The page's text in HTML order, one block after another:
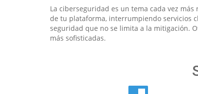
La ciberseguridad es un tema cada vez
de tu plataforma, interrumpiendo servicios
seguridad que no se limita a la mitigación.
más sofisticadas.